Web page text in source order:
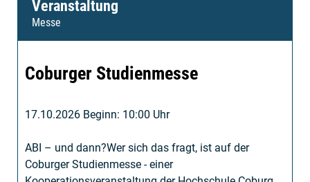
Veranstaltung
Messe
Coburger Studienmesse
17.10.2026 Beginn: 10:00 Uhr
ABI – und dann?Wer sich das fragt, ist auf der
Coburger Studienmesse - einer